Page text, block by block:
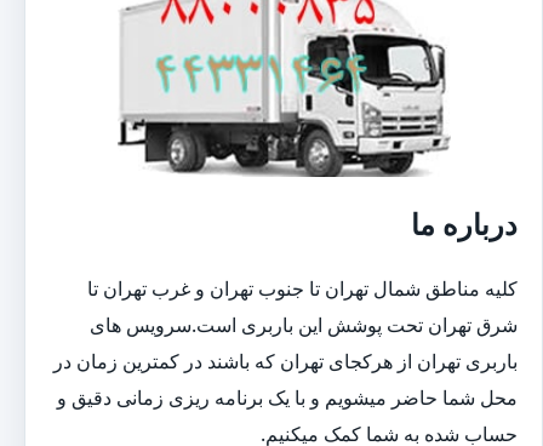
درباره ما
کلیه مناطق شمال تهران تا جنوب تهران و غرب تهران تا
شرق تهران تحت پوشش این باربری است.سرویس های
باربری تهران از هرکجای تهران که باشند در کمترین زمان در
محل شما حاضر میشویم و با یک برنامه ریزی زمانی دقیق و
حساب شده به شما کمک میکنیم.